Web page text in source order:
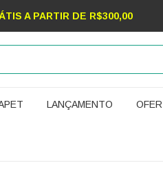
A PARTIR DE R$300,00
LANÇAMENTO